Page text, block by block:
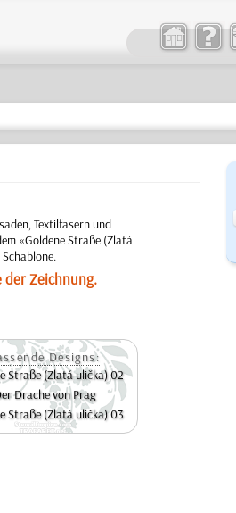
Textilfasern und
«Goldene Straße (Zlatá
der Zeichnung.
Designs:
Straße (Zlatá ulička) 02
Drache von Prag
Straße (Zlatá ulička) 03